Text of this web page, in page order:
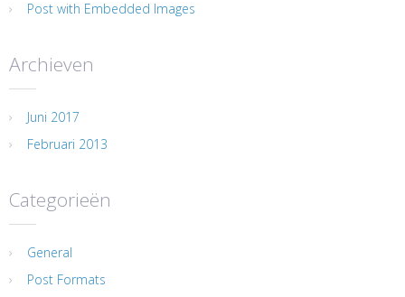
Post with Embedded Images
Archieven
Juni 2017
Februari 2013
Categorieën
General
Post Formats